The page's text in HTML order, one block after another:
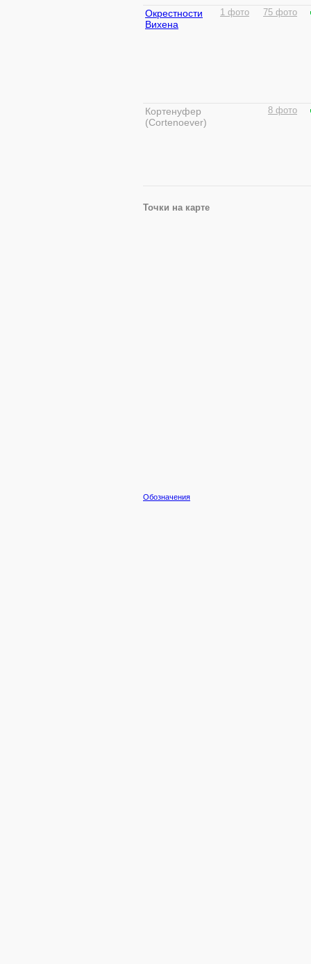
Окрестности
Вихена
1 фото 75 фото
Кортенуфер
(Cortenoever)
8 фото
Точки на карте
Обозначения